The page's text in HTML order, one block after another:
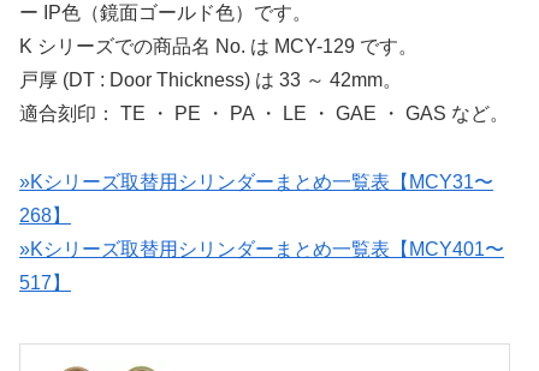
ー IP色（鏡面ゴールド色）です。
K シリーズでの商品名 No. は MCY-129 です。
戸厚 (DT : Door Thickness) は 33 ～ 42mm。
適合刻印： TE ・ PE ・ PA ・ LE ・ GAE ・ GAS など。
»Kシリーズ取替用シリンダーまとめ一覧表【MCY31〜
268】
»Kシリーズ取替用シリンダーまとめ一覧表【MCY401〜
517】